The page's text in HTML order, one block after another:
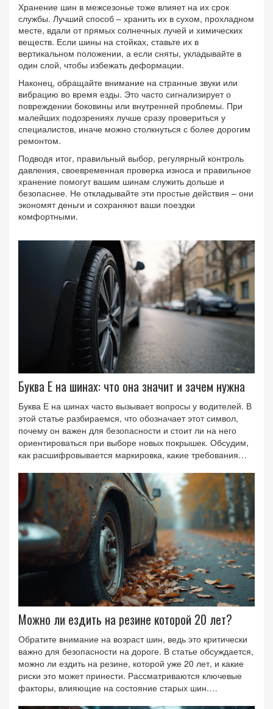
Хранение шин в межсезонье тоже влияет на их срок
службы. Лучший способ – хранить их в сухом, прохладном
месте, вдали от прямых солнечных лучей и химических
веществ. Если шины на стойках, ставьте их в
вертикальном положении, а если сняты, укладывайте в
один слой, чтобы избежать деформации.
Наконец, обращайте внимание на странные звуки или
вибрацию во время езды. Это часто сигнализирует о
повреждении боковины или внутренней проблемы. При
малейших подозрениях лучше сразу провериться у
специалистов, иначе можно столкнуться с более дорогим
ремонтом.
Подводя итог, правильный выбор, регулярный контроль
давления, своевременная проверка износа и правильное
хранение помогут вашим шинам служить дольше и
безопаснее. Не откладывайте эти простые действия – они
экономят деньги и сохраняют ваши поездки
комфортными.
Буква Е на шинах: что она значит и зачем нужна
Буква Е на шинах часто вызывает вопросы у водителей. В
этой статье разбираемся, что обозначает этот символ,
почему он важен для безопасности и стоит ли на него
ориентироваться при выборе новых покрышек. Обсудим,
как расшифровывается маркировка, какие требования
параметры можно узнать по этому значку. Практические
советы помогут выбрать оптимальные шины под любые
дорожные условия.
Можно ли ездить на резине которой 20 лет?
Обратите внимание на возраст шин, ведь это критически
важно для безопасности на дороге. В статье обсуждается,
можно ли ездить на резине, которой уже 20 лет, и какие
риски это может принести. Рассматриваются ключевые
факторы, влияющие на состояние старых шин.